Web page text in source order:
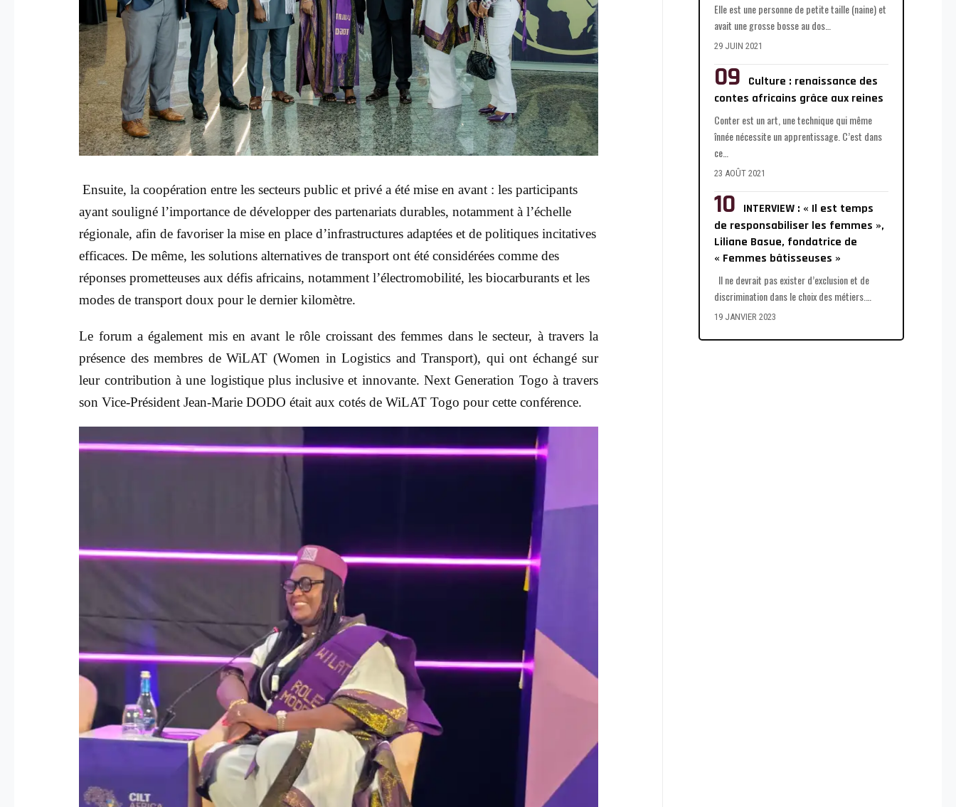
Ensuite, la coopération entre les secteurs public et privé a été mise en avant : les participants
ayant souligné l’importance de développer des partenariats durables, notamment à l’échelle
régionale, afin de favoriser la mise en place d’infrastructures adaptées et de politiques incitatives
efficaces. De même, les solutions alternatives de transport ont été considérées comme des
réponses prometteuses aux défis africains, notamment l’électromobilité, les biocarburants et les
modes de transport doux pour le dernier kilomètre.
Le forum a également mis en avant le rôle croissant des femmes dans le secteur, à travers la
présence des membres de WiLAT (Women in Logistics and Transport), qui ont échangé sur
leur contribution à une logistique plus inclusive et innovante. Next Generation Togo à travers
son Vice-Président Jean-Marie DODO était aux cotés de WiLAT Togo pour cette conférence.
Elle est une personne de petite taille (naine) et
avait une grosse bosse au dos…
29 JUIN 2021
Culture : renaissance des
contes africains grâce aux reines
Conter est un art, une technique qui même
înnée nécessite un apprentissage. C’est dans
ce…
23 AOÛT 2021
INTERVIEW : « Il est temps
de responsabiliser les femmes »,
Liliane Basue, fondatrice de
« Femmes bâtisseuses »
Il ne devrait pas exister d’exclusion et de
discrimination dans le choix des métiers.
19 JANVIER 2023